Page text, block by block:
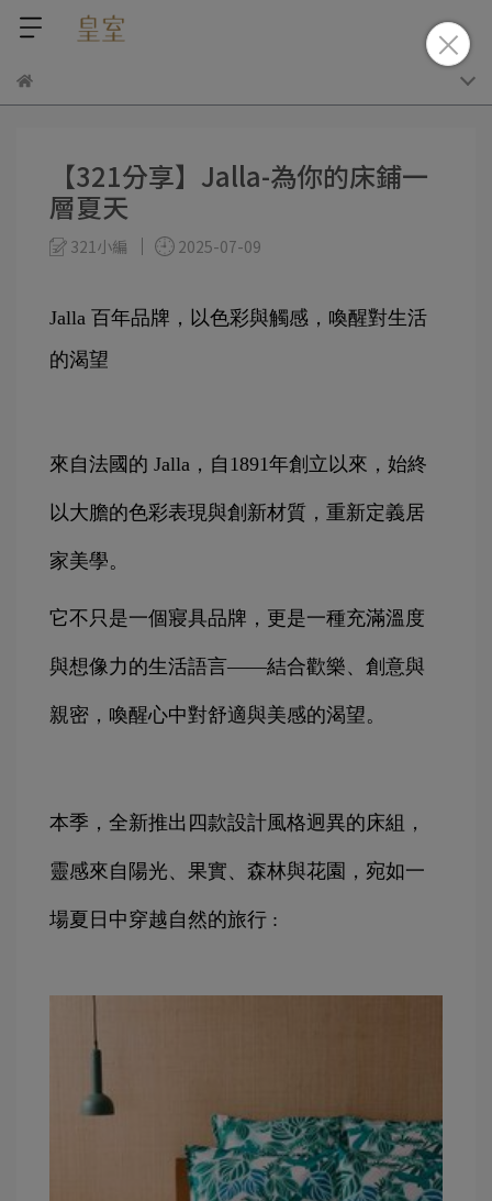
【321分享】Jalla-為你的床鋪一
層夏天
321小編 2025-07-09
Jalla 百年品牌，以色彩與觸感，喚醒對生活
的渴望
來自法國的 Jalla，自1891年創立以來，始終
以大膽的色彩表現與創新材質，重新定義居
家美學。
它不只是一個寢具品牌，更是一種充滿溫度
與想像力的生活語言——結合歡樂、創意與
親密，喚醒心中對舒適與美感的渴望。
本季，全新推出四款設計風格迥異的床組，
靈感來自陽光、果實、森林與花園，宛如一
場夏日中穿越自然的旅行 :